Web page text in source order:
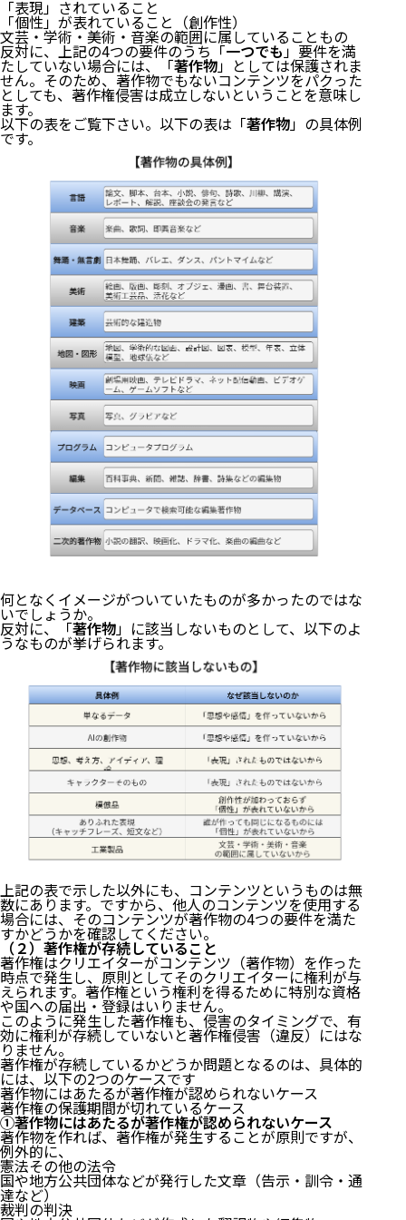
「表現」されていること
「個性」が表れていること（創作性）
文芸・学術・美術・音楽の範囲に属していることもの
反対に、上記の4つの要件のうち「一つでも」要件を満
たしていない場合には、「著作物」としては保護されま
せん。そのため、著作物でもないコンテンツをパクった
としても、著作権侵害は成立しないということを意味し
ます。
以下の表をご覧下さい。以下の表は「著作物」の具体例
です。
何となくイメージがついていたものが多かったのではな
いでしょうか。
反対に、「著作物」に該当しないものとして、以下のよ
うなものが挙げられます。
上記の表で示した以外にも、コンテンツというものは無
数にあります。ですから、他人のコンテンツを使用する
場合には、そのコンテンツが著作物の4つの要件を満た
すかどうかを確認してください。
（２）著作権が存続していること
著作権はクリエイターがコンテンツ（著作物）を作った
時点で発生し、原則としてそのクリエイターに権利が与
えられます。著作権という権利を得るために特別な資格
や国への届出・登録はいりません。
このように発生した著作権も、侵害のタイミングで、有
効に権利が存続していないと著作権侵害（違反）にはな
りません。
著作権が存続しているかどうか問題となるのは、具体的
には、以下の2つのケースです
著作物にはあたるが著作権が認められないケース
著作権の保護期間が切れているケース
①著作物にはあたるが著作権が認められないケース
著作物を作れば、著作権が発生することが原則ですが、
例外的に、
憲法その他の法令
国や地方公共団体などが発行した文章（告示・訓令・通
達など）
裁判の判決